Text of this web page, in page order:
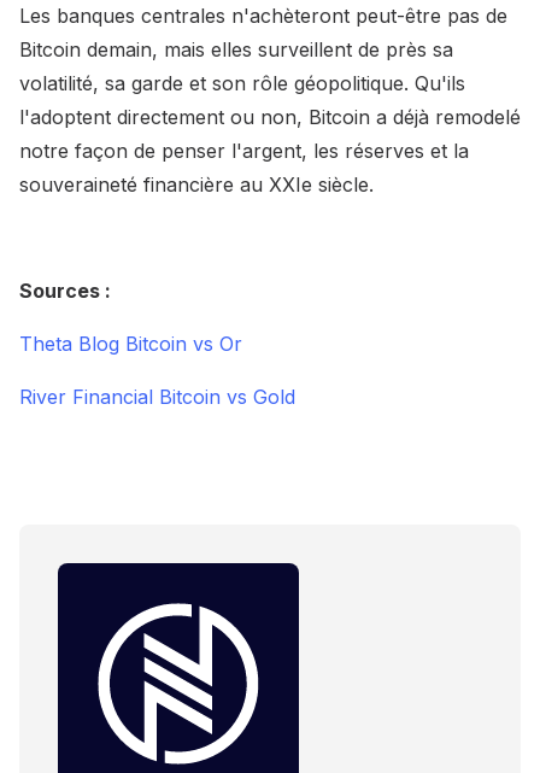
Les banques centrales n'achèteront peut-être pas de
Bitcoin demain, mais elles surveillent de près sa
volatilité, sa garde et son rôle géopolitique. Qu'ils
l'adoptent directement ou non, Bitcoin a déjà remodelé
notre façon de penser l'argent, les réserves et la
souveraineté financière au XXIe siècle.
Sources :
Theta Blog Bitcoin vs Or
River Financial Bitcoin vs Gold